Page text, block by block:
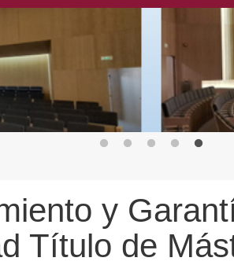
y
Título de